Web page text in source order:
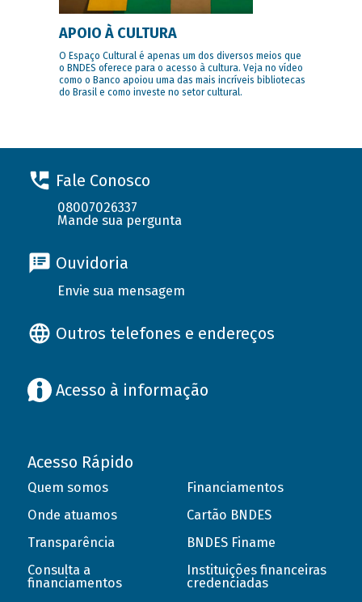
APOIO À CULTURA
O Espaço Cultural é apenas um dos diversos meios que
o BNDES oferece para o acesso à cultura. Veja no vídeo
como o Banco apoiou uma das mais incríveis bibliotecas
do Brasil e como investe no setor cultural.
Fale Conosco
08007026337
Mande sua pergunta
Ouvidoria
Envie sua mensagem
Outros telefones e endereços
Acesso à informação
Acesso Rápido
Quem somos
Onde atuamos
Transparência
Consulta a
financiamentos
Financiamentos
Cartão BNDES
BNDES Finame
Instituições financeiras
credenciadas